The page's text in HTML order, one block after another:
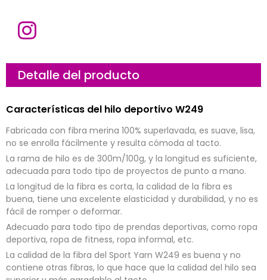
r
e
C
o
r
o
e
e
c
t
r
n
i
c
o
*
m
p
e
s
a
M
e
n
s
j
e
*
enviar ahora
Detalle del producto
Características del hilo deportivo W249
Fabricada con fibra merina 100% superlavada, es suave, lisa,
no se enrolla fácilmente y resulta cómoda al tacto.
La rama de hilo es de 300m/100g, y la longitud es suficiente,
adecuada para todo tipo de proyectos de punto a mano.
La longitud de la fibra es corta, la calidad de la fibra es
buena, tiene una excelente elasticidad y durabilidad, y no es
fácil de romper o deformar.
Adecuado para todo tipo de prendas deportivas, como ropa
deportiva, ropa de fitness, ropa informal, etc.
La calidad de la fibra del Sport Yarn W249 es buena y no
contiene otras fibras, lo que hace que la calidad del hilo sea